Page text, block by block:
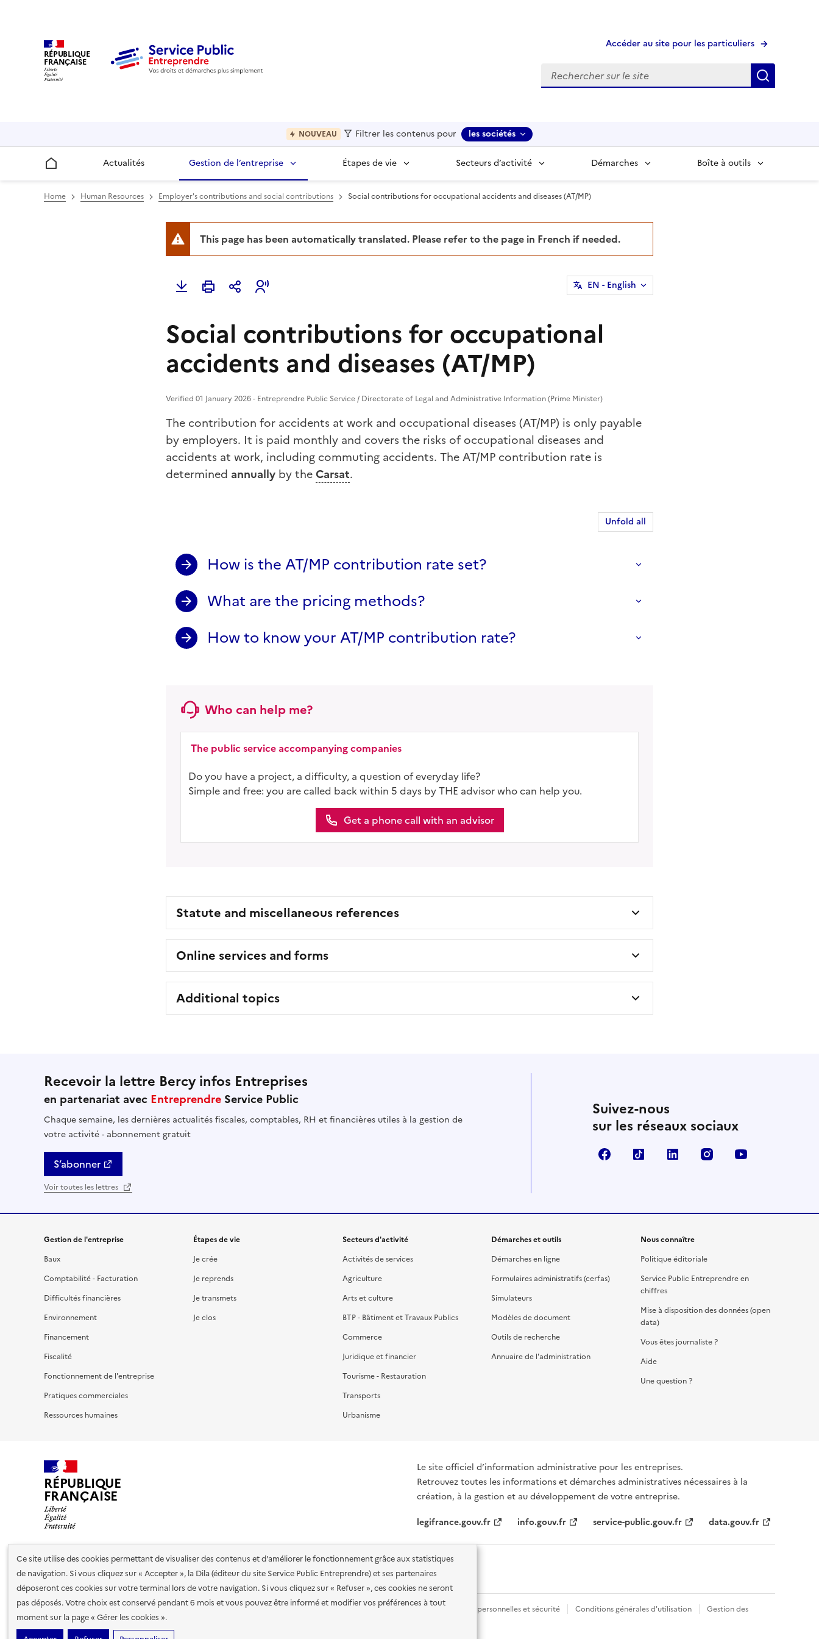
Ce site utilise des cookies permettant de visualiser des contenus et d'améliorer le fonctionnement grâce aux statistiques
de navigation. Si vous cliquez sur « Accepter », la Dila (éditeur du site Service Public Entreprendre) et ses partenaires
déposeront ces cookies sur votre terminal lors de votre navigation. Si vous cliquez sur « Refuser », ces cookies ne seront
pas déposés. Votre choix est conservé pendant 6 mois et vous pouvez être informé et modifier vos préférences à tout
moment sur la page « Gérer les cookies ».
RÉPUBLIQUE
FRANÇAISE
Accéder au site pour les particuliers
Recherche
NOUVEAU Filtrer les contenus pour les sociétés
Accueil Actualités Gestion de l’entreprise Étapes de vie Secteurs d’activité Démarches Boîte à outils
Home Human Resources Employer's contributions and social contributions Social contributions for occupational accidents and diseases (AT/MP)
This page has been automatically translated. Please refer to the page in French if needed.
EN - English
Social contributions for occupational
accidents and diseases (AT/MP)
Verified 01 January 2026 - Entreprendre Public Service / Directorate of Legal and Administrative Information (Prime Minister)
The contribution for accidents at work and occupational diseases (AT/MP) is only payable
by employers. It is paid monthly and covers the risks of occupational diseases and
accidents at work, including commuting accidents. The AT/MP contribution rate is
determined annually by theCarsat.
Unfold all
How is the AT/MP contribution rate set?
What are the pricing methods?
How to know your AT/MP contribution rate?
Who can help me?
The public service accompanying companies
Do you have a project, a difficulty, a question of everyday life?
Simple and free: you are called back within 5 days by THE advisor who can help you.
Get a phone call with an advisor
Statute and miscellaneous references
Online services and forms
Additional topics
Recevoir la lettre Bercy infos Entreprises
en partenariat avec Entreprendre Service Public
Chaque semaine, les dernières actualités fiscales, comptables, RH et financières utiles à la gestion de
votre activité - abonnement gratuit
S’abonner
Voir toutes les lettres
Suivez-nous
sur les réseaux sociaux
FacebookTikTok Linkedin Instagram
Gestion de l'entreprise
Baux
Comptabilité - Facturation
Difficultés financières
Environnement
Financement
Fiscalité
Fonctionnement de l'entreprise
Pratiques commerciales
Ressources humaines
Étapes de vie
Je crée
Je reprends
Je transmets
Je clos
Secteurs d'activité
Activités de services
Agriculture
Arts et culture
BTP - Bâtiment et Travaux Publics
Commerce
Juridique et financier
Tourisme - Restauration
Transports
Urbanisme
Démarches et outils
Démarches en ligne
Formulaires administratifs (cerfas)
Simulateurs
Modèles de document
Outils de recherche
Annuaire de l'administration
Nous connaître
Politique éditoriale
Service Public Entreprendre en
chiffres
Mise à disposition des données (open
data)
Vous êtes journaliste ?
Aide
Une question ?
RÉPUBLIQUE
FRANÇAISE
Le site officiel d’information administrative pour les entreprises.
Retrouvez toutes les informations et démarches administratives nécessaires à la
création, à la gestion et au développement de votre entreprise.
legifrance.gouv.fr
info.gouv.fr service-public.gouv.fr data.gouv.fr
Nos partenaires
Plan du site Accessibilité : totalement conforme Accessibilité des services en ligne Mentions légales Données personnelles et sécurité Conditions générales d'utilisation
Gestion des
cookies
Paramètres d'affichage